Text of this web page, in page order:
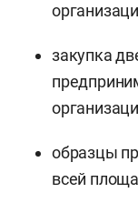
закупка
образцы
всей